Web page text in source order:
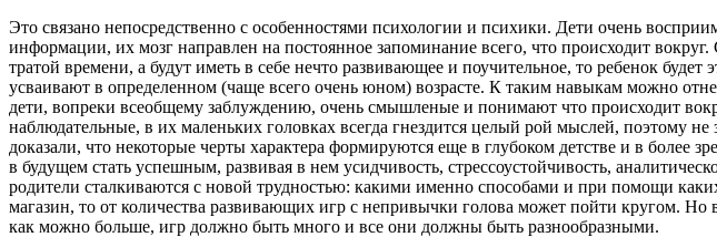
Это связано непосредственно с особенностями психологии и психики. Дети очень
информации, их мозг направлен на постоянное запоминание всего, что происходит
тратой времени, а будут иметь в себе нечто развивающее и поучительное, то ребенок
усваивают в определенном (чаще всего очень юном) возрасте. К таким навыкам можно
дети, вопреки всеобщему заблуждению, очень смышленые и понимают что происходит
наблюдательные, в их маленьких головках всегда гнездится целый рой мыслей, поэтому
доказали, что некоторые черты характера формируются еще в глубоком детстве и в более
в будущем стать успешным, развивая в нем усидчивость, стрессоустойчивость,
родители сталкиваются с новой трудностью: какими именно способами и при помощи
магазин, то от количества развивающих игр с непривычки голова может пойти кругом. Но
как можно больше, игр должно быть много и все они должны быть разнообразными.